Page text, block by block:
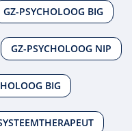
GZ-PSYCHOLOOG BIG
GZ-PSYCHOLOOG NIP
BIG